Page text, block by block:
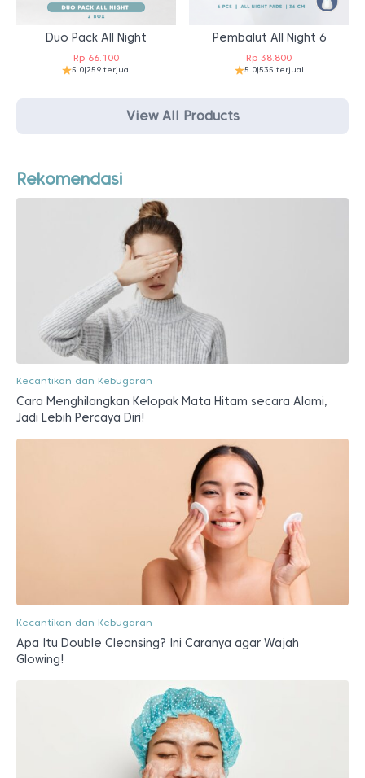
Duo Pack All Night
Rp 66.100
5.0|259 terjual
Pembalut All Night 6
Rp 38.800
5.0|535 terjual
View All Products
Rekomendasi
Kecantikan dan Kebugaran
Cara Menghilangkan Kelopak Mata Hitam secara Alami,
Jadi Lebih Percaya Diri!
Kecantikan dan Kebugaran
Apa Itu Double Cleansing? Ini Caranya agar Wajah
Glowing!